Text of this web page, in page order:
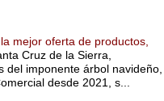
mejor oferta de productos,
Cruz de la Sierra,
del imponente árbol navideño,
desde 2021, s...